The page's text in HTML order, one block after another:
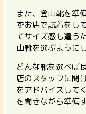
また、登山靴を準
ずお店で試着をし
てサイズ感も違う
山靴を選ぶように
どんな靴を選べば
店のスタッフに聞
をアドバイスして
を聞きながら準備